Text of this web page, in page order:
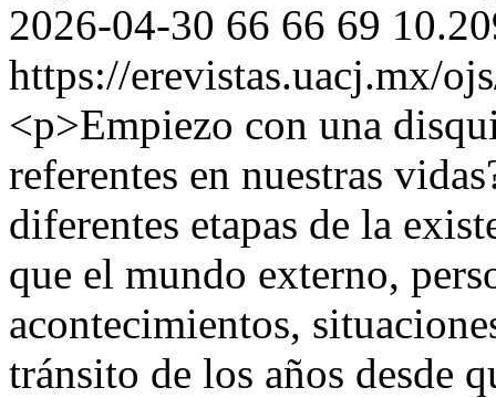
2026-04-30 66 66 69
https://erevistas.uacj.mx/
<p>Empiezo con una
referentes en nuestras
diferentes etapas de la
que el mundo externo,
acontecimientos,
tránsito de los años desde